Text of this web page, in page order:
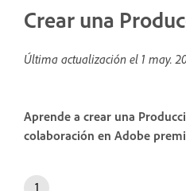
Crear una
Última actualización el 1 may.
Aprende a crear una
colaboración en Adobe